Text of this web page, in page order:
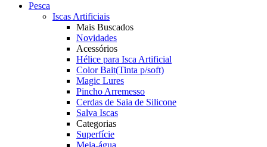
Pesca
Iscas Artificiais
Mais Buscados
Novidades
Acessórios
Hélice para Isca Artificial
Color Bait(Tinta p/soft)
Magic Lures
Pincho Arremesso
Cerdas de Saia de Silicone
Salva Iscas
Categorias
Superfície
Meia-água